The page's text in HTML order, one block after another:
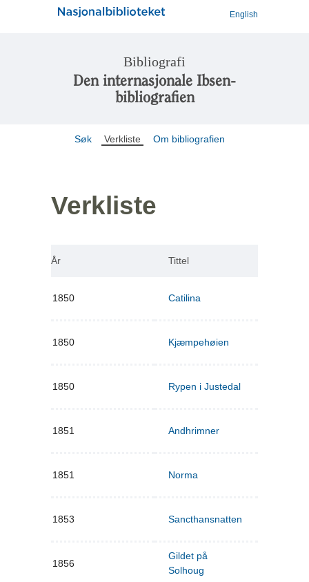
English
Bibliografi
Den internasjonale Ibsen-
bibliografien
Søk Verkliste Om bibliografien
Verkliste
År Tittel
1850 Catilina
1850 Kjæmpehøien
1850 Rypen i Justedal
1851 Andhrimner
1851 Norma
1853 Sancthansnatten
1856
Gildet på
Solhoug